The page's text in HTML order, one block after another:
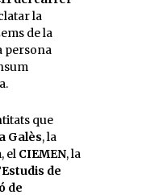
la
de la
persona
que
Galès, la
, el CIEMEN, la
de
de